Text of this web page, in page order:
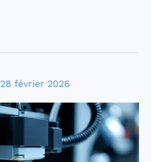
28 février 2026